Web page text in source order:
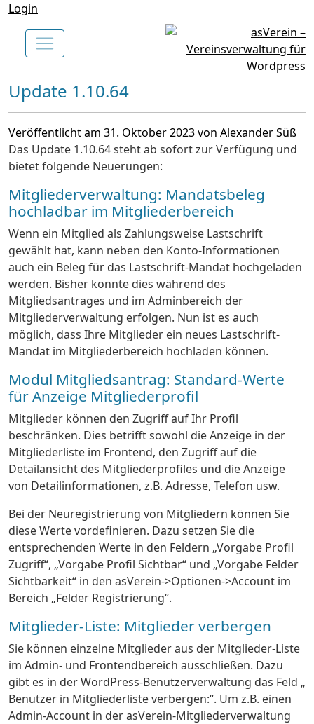
Login
Update 1.10.64
Veröffentlicht am 31. Oktober 2023 von Alexander Süß
Das Update 1.10.64 steht ab sofort zur Verfügung und
bietet folgende Neuerungen:
Mitgliederverwaltung: Mandatsbeleg
hochladbar im Mitgliederbereich
Wenn ein Mitglied als Zahlungsweise Lastschrift
gewählt hat, kann neben den Konto-Informationen
auch ein Beleg für das Lastschrift-Mandat hochgeladen
werden. Bisher konnte dies während des
Mitgliedsantrages und im Adminbereich der
Mitgliederverwaltung erfolgen. Nun ist es auch
möglich, dass Ihre Mitglieder ein neues Lastschrift-
Mandat im Mitgliederbereich hochladen können.
Modul Mitgliedsantrag: Standard-Werte
für Anzeige Mitgliederprofil
Mitglieder können den Zugriff auf Ihr Profil
beschränken. Dies betrifft sowohl die Anzeige in der
Mitgliederliste im Frontend, den Zugriff auf die
Detailansicht des Mitgliederprofiles und die Anzeige
von Detailinformationen, z.B. Adresse, Telefon usw.
Bei der Neuregistrierung von Mitgliedern können Sie
diese Werte vordefinieren. Dazu setzen Sie die
entsprechenden Werte in den Feldern „Vorgabe Profil
Zugriff“, „Vorgabe Profil Sichtbar“ und „Vorgabe Felder
Sichtbarkeit“ in den asVerein->Optionen->Account im
Bereich „Felder Registrierung“.
Mitglieder-Liste: Mitglieder verbergen
Sie können einzelne Mitglieder aus der Mitglieder-Liste
im Admin- und Frontendbereich ausschließen. Dazu
gibt es in der WordPress-Benutzerverwaltung das Feld „
Benutzer in Mitgliederliste verbergen:“. Um z.B. einen
Admin-Account in der asVerein-Mitgliederverwaltung